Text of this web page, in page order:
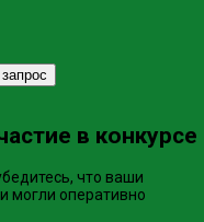
в конкурсе
что ваши
могли оперативно